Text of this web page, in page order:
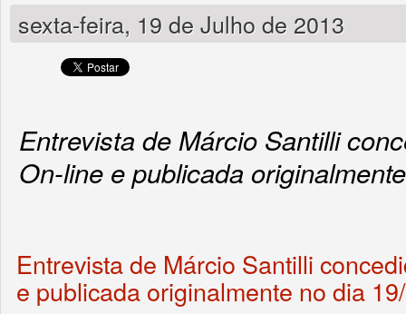
sexta-feira, 19 de Julho de 2013
Entrevista de Márcio Santilli
On-line e publicada
Entrevista de Márcio Santilli
e publicada originalmente no dia